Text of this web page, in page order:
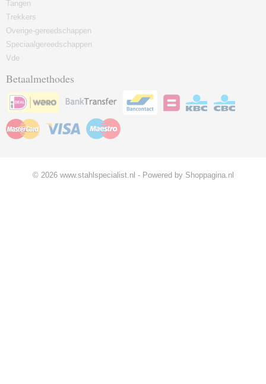
Tangen
Trekkers
Overige-gereedschappen
Speciaalgereedschappen
Vde
Betaalmethodes
© 2026 www.stahlspecialist.nl - Powered by Shoppagina.nl